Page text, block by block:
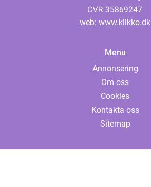
web: www.klikko.dk
Menu
Annonsering
Om oss
Cookies
Kontakta oss
Sitemap